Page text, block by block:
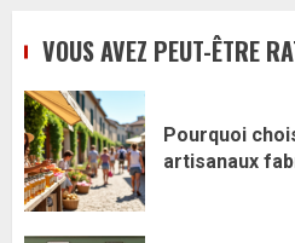
VOUS AVEZ PEUT-ÊTRE
Pourquoi
artisanaux